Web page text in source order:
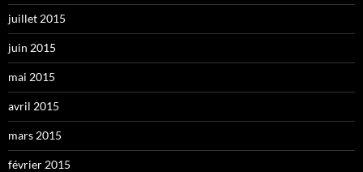
juillet 2015
juin 2015
mai 2015
avril 2015
mars 2015
février 2015